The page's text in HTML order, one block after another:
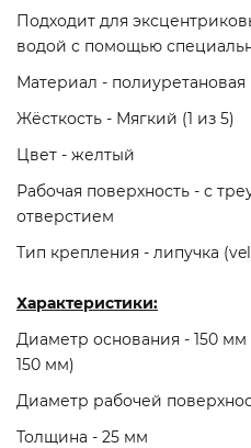
Подходит для
водой с помощью
Материал - полиуретановая
Жёсткость - Мягкий (1 из 5)
Цвет - желтый
Рабочая поверхность - с
отверстием
Тип крепления - липучка
Характеристики:
Диаметр основания - 150
150 мм)
Диаметр рабочей
Толщина - 25 мм